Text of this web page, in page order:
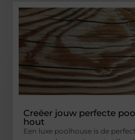
Creëer jouw perfecte
hout
Een luxe poolhouse is de